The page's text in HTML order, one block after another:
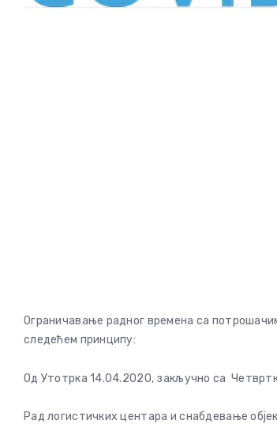
Ограничавање радног времена са
следећем принципу:
Од Утотрка 14.04.2020, закључно са
Рад логистичких центара и снабдевање